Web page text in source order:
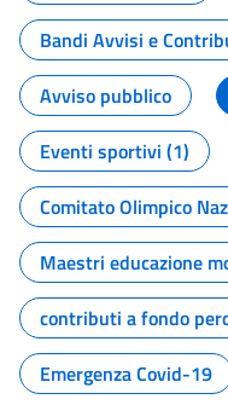
Bandi Avvisi e
Avviso pubblico
Eventi sportivi (1)
Comitato Olimpico
Maestri educazione
contributi a fondo
Emergenza Covid-19